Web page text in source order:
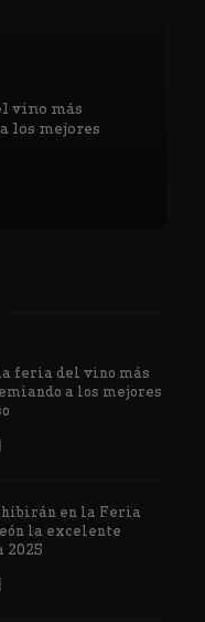
vino más
los mejores
feria del vino más
a los mejores
en la Feria
la excelente
2025